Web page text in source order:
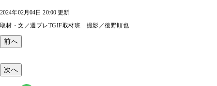
2024年02月04日 20:00 更新
取材・文／週プレTGIF取材班 撮影／後野順也
前へ
次へ